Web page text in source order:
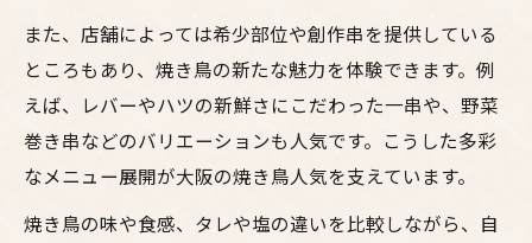
また、店舗によっては希少部位や創作串を提供している
ところもあり、焼き鳥の新たな魅力を体験できます。例
えば、レバーやハツの新鮮さにこだわった一串や、野菜
巻き串などのバリエーションも人気です。こうした多彩
なメニュー展開が大阪の焼き鳥人気を支えています。
焼き鳥の味や食感、タレや塩の違いを比較しながら、自